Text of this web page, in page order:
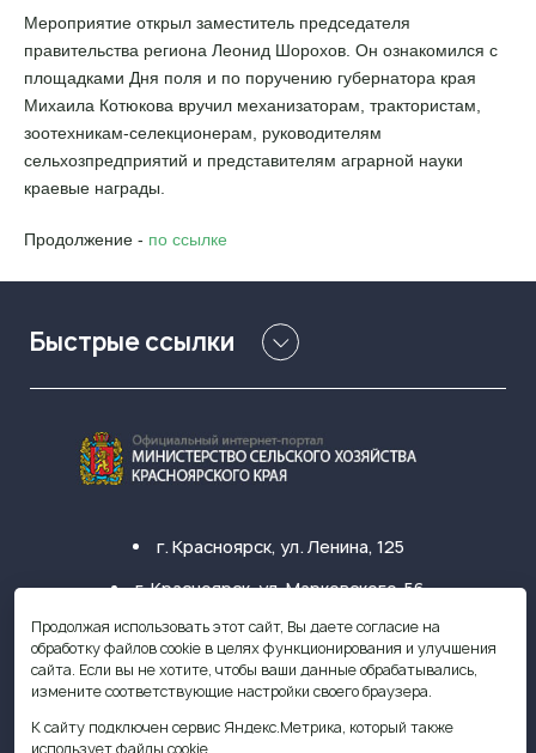
Мероприятие открыл заместитель председателя
правительства региона Леонид Шорохов. Он ознакомился с
площадками Дня поля и по поручению губернатора края
Михаила Котюкова вручил механизаторам, трактористам,
зоотехникам-селекционерам, руководителям
сельхозпредприятий и представителям аграрной науки
краевые награды.
Продолжение - по ссылке
Быстрые ссылки
г. Красноярск, ул. Ленина, 125
г. Красноярск, ул. Марковского, 56
+7 (391) 249-31-33
krasagro@krasagro.ru
Продолжая использовать этот сайт, Вы даете согласие на
обработку файлов cookie в целях функционирования и улучшения
сайта. Если вы не хотите, чтобы ваши данные обрабатывались,
измените соответствующие настройки своего браузера.
К сайту подключен сервис Яндекс.Метрика, который также
использует файлы cookie.